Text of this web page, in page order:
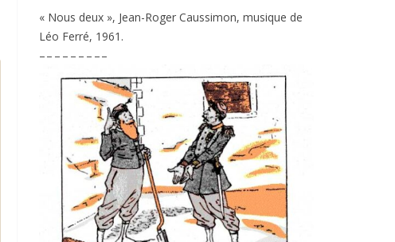
« Nous deux », Jean-Roger Caussimon, musique de
Léo Ferré, 1961 .
– – – – – – – – –